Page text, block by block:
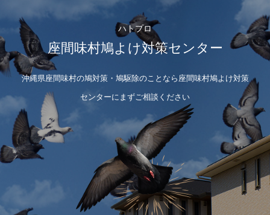
ハトプロ
座間味村鳩よけ対策センター
沖縄県座間味村の鳩対策・鳩駆除のことなら座間味村鳩よけ対策
センターにまずご相談ください